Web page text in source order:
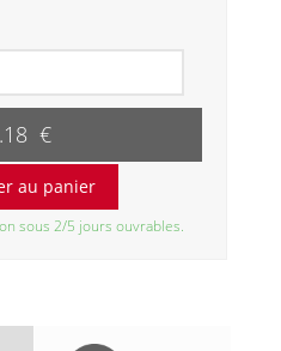
€
sous 2/5 jours ouvrables.